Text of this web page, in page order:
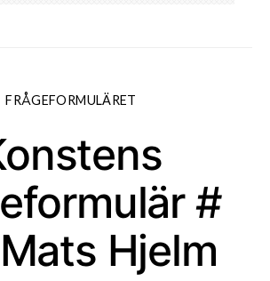
FRÅGEFORMULÄRET
#
Hjelm